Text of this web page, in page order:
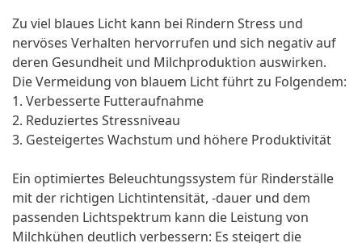
Zu viel blaues Licht kann bei Rindern Stress und
nervöses Verhalten hervorrufen und sich negativ auf
deren Gesundheit und Milchproduktion auswirken.
Die Vermeidung von blauem Licht führt zu Folgendem:
1. Verbesserte Futteraufnahme
2. Reduziertes Stressniveau
3. Gesteigertes Wachstum und höhere Produktivität
Ein optimiertes Beleuchtungssystem für Rinderställe
mit der richtigen Lichtintensität, -dauer und dem
passenden Lichtspektrum kann die Leistung von
Milchkühen deutlich verbessern: Es steigert die